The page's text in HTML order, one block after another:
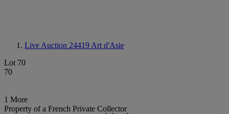
Live Auction 24419 Art d'Asie
Lot 70
70
1 More
Property of a French Private Collector